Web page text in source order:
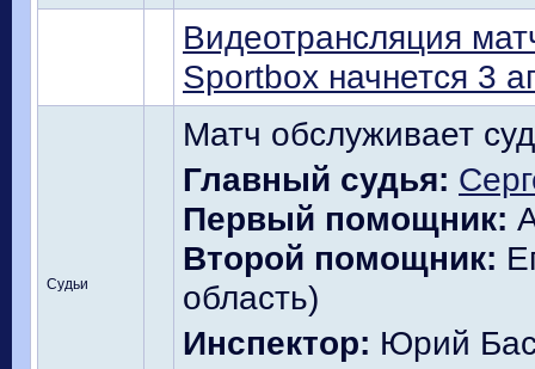
Видеотрансляция
Sportbox начнется 3
Судьи
Матч обслуживает
Главный судья:
Первый помощник:
Второй помощник:
область)
Инспектор: Юрий